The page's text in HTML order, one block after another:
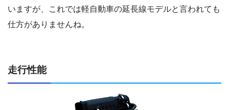
いますが、これでは軽自動車の延長線モデルと言われても
仕方がありませんね。
走行性能